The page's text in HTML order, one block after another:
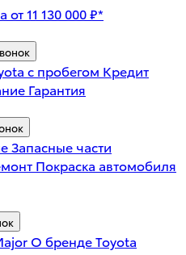
от 11 130 000 ₽*
с пробегом Кредит
Гарантия
Запасные части
Покраска автомобиля
О бренде Toyota